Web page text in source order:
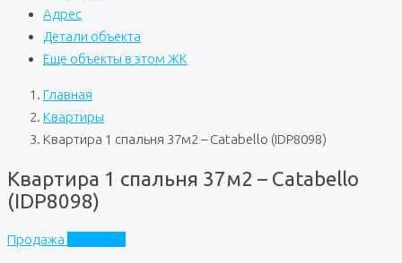
Адрес
Детали объекта
Еще объекты в этом ЖК
Главная
Квартиры
Квартира 1 спальня 37м2 – Catabello (IDP8098)
Квартира 1 спальня 37м2 – Catabello
(IDP8098)
Продажа